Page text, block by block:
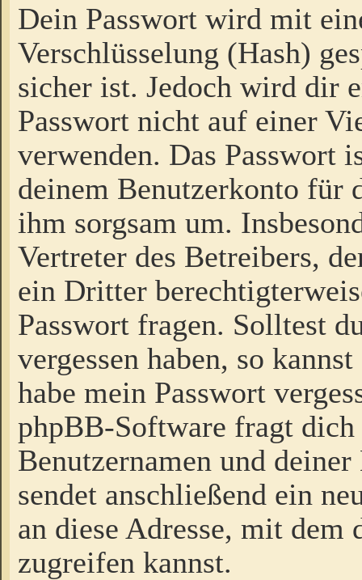
Dein Passwort wird mit
Verschlüsselung (Hash)
sicher ist. Jedoch wird dir
Passwort nicht auf einer
verwenden. Das Passwort
deinem Benutzerkonto für
ihm sorgsam um.
Vertreter des Betreibers,
ein Dritter
Passwort fragen. Solltest
vergessen haben, so
habe mein Passwort
phpBB-Software fragt dich
Benutzernamen und
sendet anschließend ein
an diese Adresse, mit dem
zugreifen kannst.